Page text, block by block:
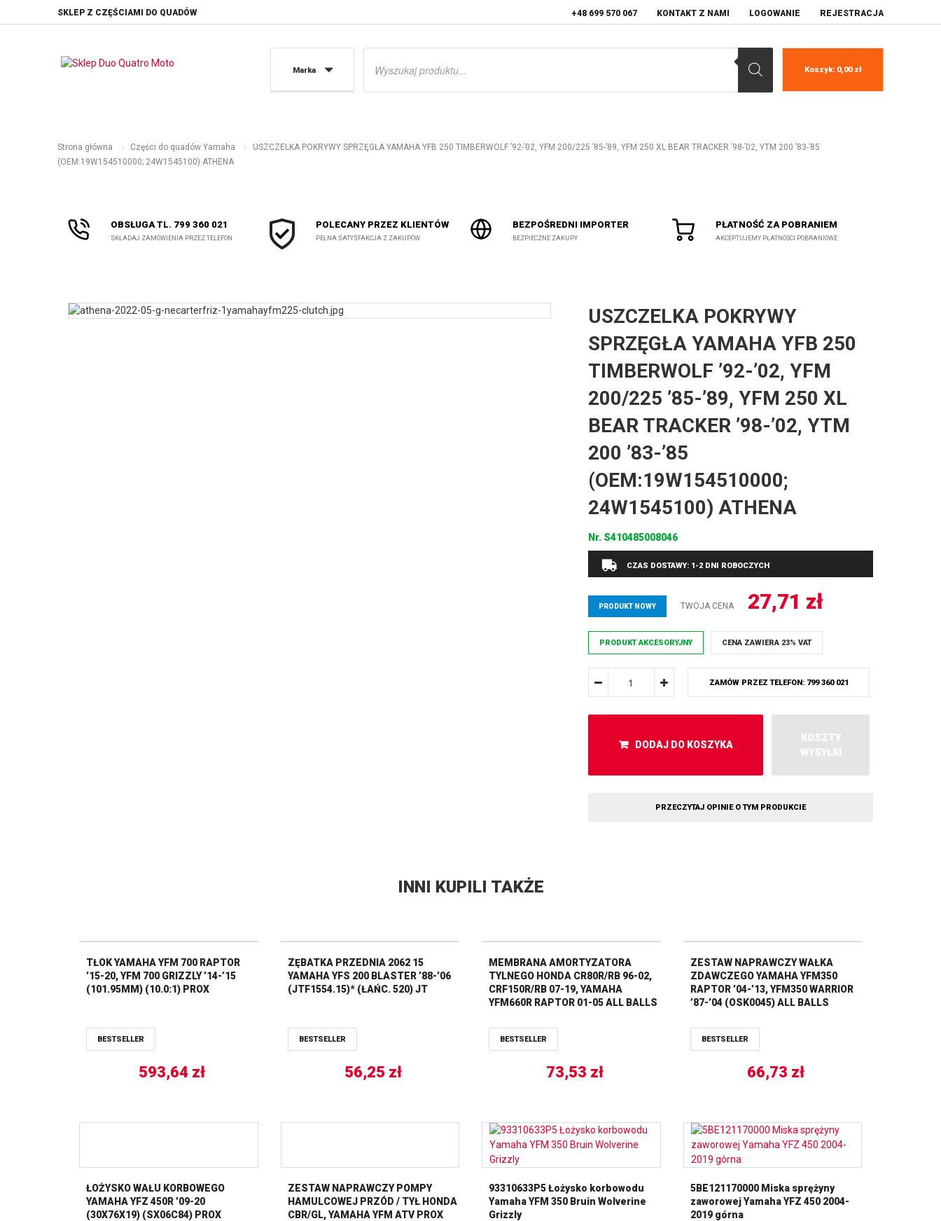
SKLEP Z CZĘŚCIAMI DO QUADÓW +48 699 570 067 KONTAKT Z NAMI LOGOWANIE REJESTRACJA
Marka
Wyszukiwarka
Koszyk: 0,00 zł
Strona główna Części do quadów Yamaha
USZCZELKA POKRYWY SPRZĘGŁA YAMAHA YFB 250 TIMBERWOLF ’92-’02, YFM 200/225 ’85-’89, YFM 250 XL BEAR TRACKER ’98-’02, YTM 200 ’83-’85
(OEM:19W154510000; 24W1545100) ATHENA
OBSŁUGA TL. 799 360 021
SKŁADAJ ZAMÓWIENIA PRZEZ TELEFON
POLECANY PRZEZ KLIENTÓW
PEŁNA SATYSFAKCJA Z ZAKUPÓW
BEZPOŚREDNI IMPORTER
BEZPIECZNE ZAKUPY
PŁATNOŚĆ ZA POBRANIEM
AKCEPTUJEMY PŁATNOŚCI POBRANIOWE
USZCZELKA POKRYWY
SPRZĘGŁA YAMAHA YFB 250
TIMBERWOLF ’92-’02, YFM
200/225 ’85-’89, YFM 250 XL
BEAR TRACKER ’98-’02, YTM
200 ’83-’85
(OEM:19W154510000;
24W1545100) ATHENA
Nr. S410485008046
CZAS DOSTAWY: 1-2 DNI ROBOCZYCH
PRODUKT NOWY TWOJA CENA 27,71 zł
PRODUKT AKCESORYJNY CENA ZAWIERA 23% VAT
ZAMÓW PRZEZ TELEFON: 799 360 021
DODAJ DO KOSZYKA
KOSZTY
WYSYŁKI
PRZECZYTAJ OPINIE O TYM PRODUKCIE
INNI KUPILI TAKŻE
TŁOK YAMAHA YFM 700 RAPTOR
’15-20, YFM 700 GRIZZLY ’14-’15
(101.95MM) (10.0:1) PROX
BESTSELLER
593,64 zł
ZĘBATKA PRZEDNIA 2062 15
YAMAHA YFS 200 BLASTER ’88-’06
(JTF1554.15)* (ŁAŃC. 520) JT
BESTSELLER
56,25 zł
MEMBRANA AMORTYZATORA
TYLNEGO HONDA CR80R/RB 96-02,
CRF150R/RB 07-19, YAMAHA
YFM660R RAPTOR 01-05 ALL BALLS
BESTSELLER
73,53 zł
ZESTAW NAPRAWCZY WAŁKA
ZDAWCZEGO YAMAHA YFM350
RAPTOR ’04-’13, YFM350 WARRIOR
’87-’04 (OSK0045) ALL BALLS
BESTSELLER
66,73 zł
ŁOŻYSKO WAŁU KORBOWEGO
YAMAHA YFZ 450R ’09-20
(30X76X19) (SX06C84) PROX
ZESTAW NAPRAWCZY POMPY
HAMULCOWEJ PRZÓD / TYŁ HONDA
CBR/GL, YAMAHA YFM ATV PROX
93310633P5 Łożysko korbowodu
Yamaha YFM 350 Bruin Wolverine
Grizzly
5BE121170000 Miska sprężyny
zaworowej Yamaha YFZ 450 2004-
2019 górna